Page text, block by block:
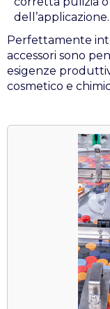
dell’applicazione.
Perfettamente
accessori sono
esigenze
cosmetico e